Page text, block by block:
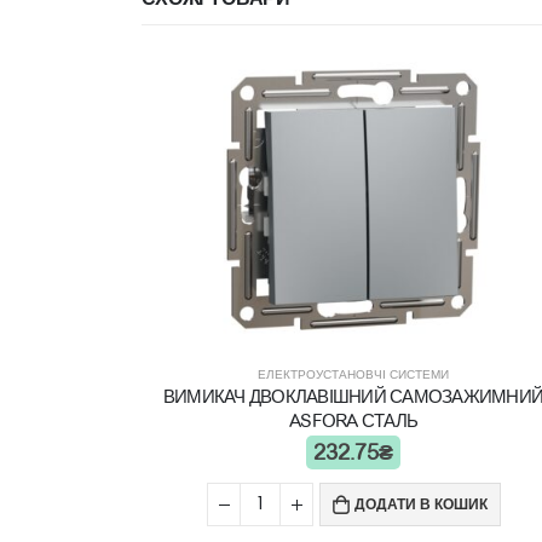
ЕЛЕКТРОУСТАНОВЧІ СИСТЕМИ
ВИМИКАЧ ДВОКЛАВІШНИЙ САМОЗАЖИМНИЙ
ASFORA СТАЛЬ
232.75₴
ДОДАТИ В КОШИК